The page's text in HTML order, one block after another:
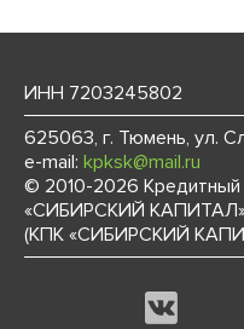
ИНН 7203245802
625063, г. Тюмень, ул.
e-mail: kpksk@mail.ru
© 2010-2026 Кредитный
«СИБИРСКИЙ
(КПК «СИБИРСКИЙ